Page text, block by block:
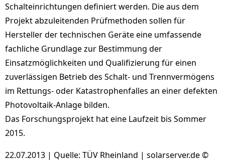
Schalteinrichtungen definiert werden. Die aus dem
Projekt abzuleitenden Prüfmethoden sollen für
Hersteller der technischen Geräte eine umfassende
fachliche Grundlage zur Bestimmung der
Einsatzmöglichkeiten und Qualifizierung für einen
zuverlässigen Betrieb des Schalt- und Trennvermögens
im Rettungs- oder Katastrophenfalles an einer defekten
Photovoltaik-Anlage bilden.
Das Forschungsprojekt hat eine Laufzeit bis Sommer
2015.
22.07.2013 | Quelle: TÜV Rheinland | solarserver.de ©